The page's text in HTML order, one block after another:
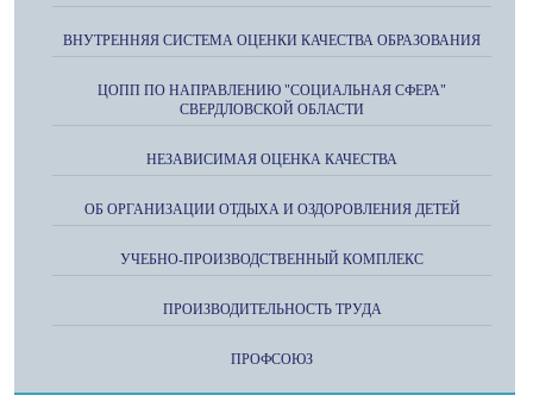
ВНУТРЕННЯЯ СИСТЕМА ОЦЕНКИ КАЧЕСТВА ОБРАЗОВАНИЯ
ЦОПП ПО НАПРАВЛЕНИЮ "СОЦИАЛЬНАЯ СФЕРА"
СВЕРДЛОВСКОЙ ОБЛАСТИ
НЕЗАВИСИМАЯ ОЦЕНКА КАЧЕСТВА
ОБ ОРГАНИЗАЦИИ ОТДЫХА И ОЗДОРОВЛЕНИЯ ДЕТЕЙ
УЧЕБНО-ПРОИЗВОДСТВЕННЫЙ КОМПЛЕКС
ПРОИЗВОДИТЕЛЬНОСТЬ ТРУДА
ПРОФСОЮЗ